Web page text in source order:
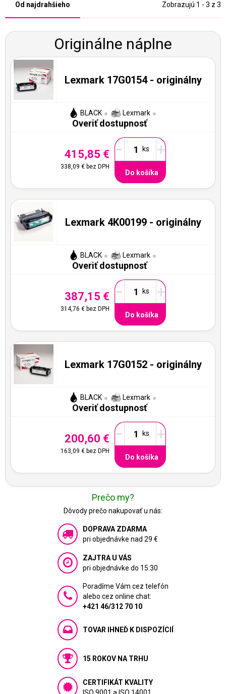
Od najdrahšieho Zobrazujú 1 - 3 z 3
Originálne náplne
Lexmark 17G0154 - originálny
BLACK Lexmark
Overiť dostupnosť
415,85 €
338,09 €bez DPH
- +
Do košíka
Lexmark 4K00199 - originálny
BLACK Lexmark
Overiť dostupnosť
387,15 €
314,76 €bez DPH
- +
Do košíka
Lexmark 17G0152 - originálny
BLACK Lexmark
Overiť dostupnosť
200,60 €
163,09 €bez DPH
- +
Do košíka
Prečo my?
Dôvody prečo nakupovať u nás:
DOPRAVA ZDARMA
pri objednávke nad 29 €
ZAJTRA U VÁS
pri objednávke do 15:30
Poradíme Vám cez telefón
alebo cez online chat:
+421 46/312 70 10
TOVAR IHNEĎ K DISPOZÍCIÍ
15 ROKOV NA TRHU
CERTIFIKÁT KVALITY